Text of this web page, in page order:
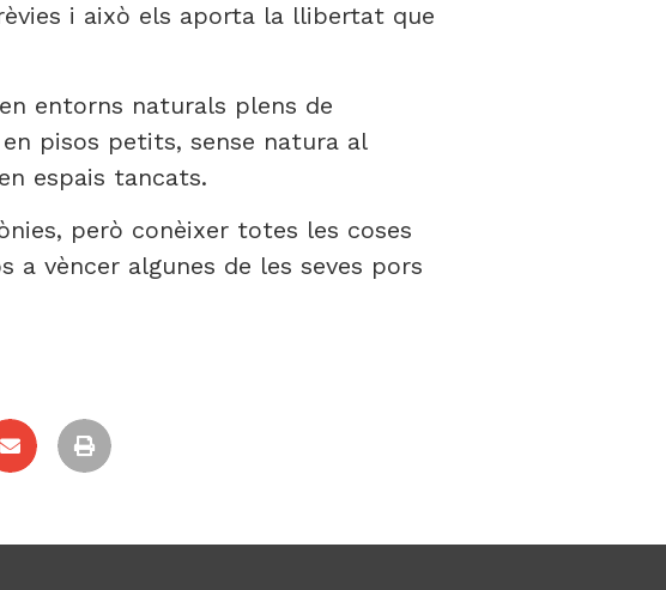
i això els aporta la llibertat que
entorns naturals plens de
pisos petits, sense natura al
espais tancats.
però conèixer totes les coses
vèncer algunes de les seves pors